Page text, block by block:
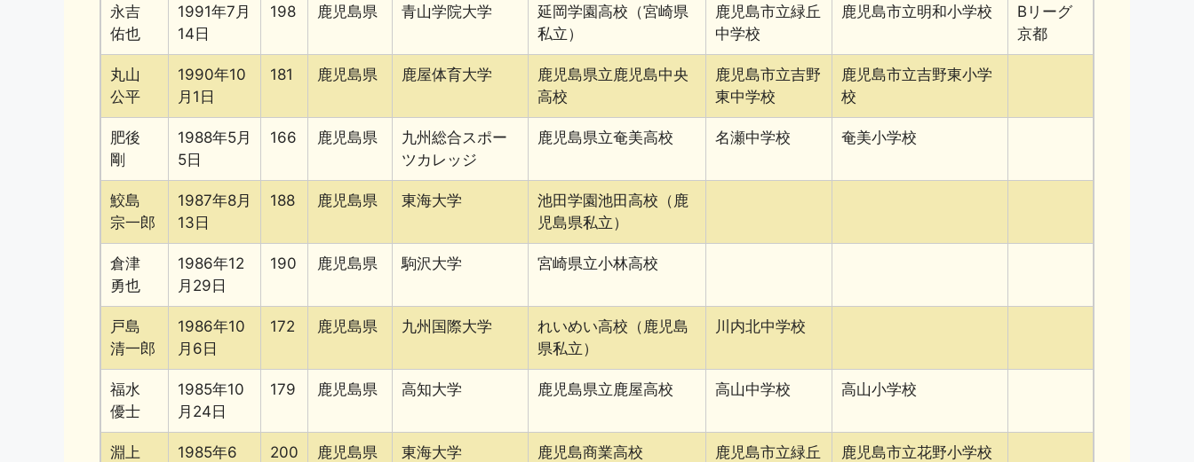
永吉
佑也
1991年7月
14日
198 鹿児島県 青山学院大学
延岡学園高校（宮崎県
私立）
鹿児島市立緑丘
中学校
鹿児島市立明和小学校
Bリーグ
京都
丸山
公平
1990年10
月1日
181 鹿児島県 鹿屋体育大学
鹿児島県立鹿児島中央
高校
鹿児島市立吉野
東中学校
鹿児島市立吉野東小学
校
肥後
剛
1988年5月
5日
166 鹿児島県
九州総合スポー
ツカレッジ
鹿児島県立奄美高校 名瀬中学校 奄美小学校
鮫島
宗一郎
1987年8月
13日
188 鹿児島県 東海大学
池田学園池田高校（鹿
児島県私立）
倉津
勇也
1986年12
月29日
190 鹿児島県 駒沢大学 宮崎県立小林高校
戸島
清一郎
1986年10
月6日
172 鹿児島県 九州国際大学
れいめい高校（鹿児島
県私立）
川内北中学校
福水
優士
1985年10
月24日
179 鹿児島県 高知大学 鹿児島県立鹿屋高校 高山中学校 高山小学校
淵上
1985年6
200 鹿児島県 東海大学 鹿児島商業高校
鹿児島市立緑丘
鹿児島市立花野小学校